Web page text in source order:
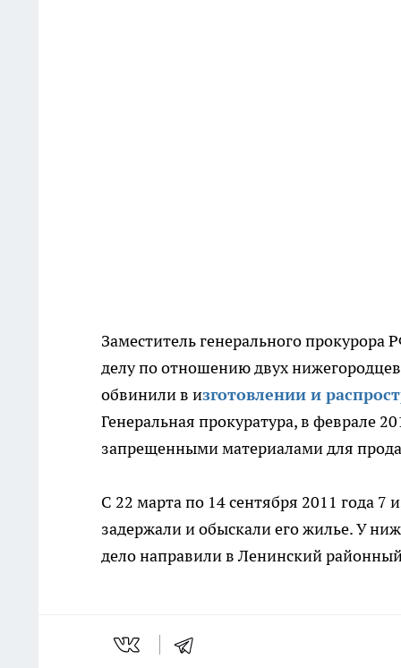
Заместитель генерального
делу по отношению двух
обвинили в изготовлении и
Генеральная прокуратура, в феврале
запрещенными материалами для
С 22 марта по 14 сентября 2011 года
задержали и обыскали его жилье. У
дело направили в Ленинский районный